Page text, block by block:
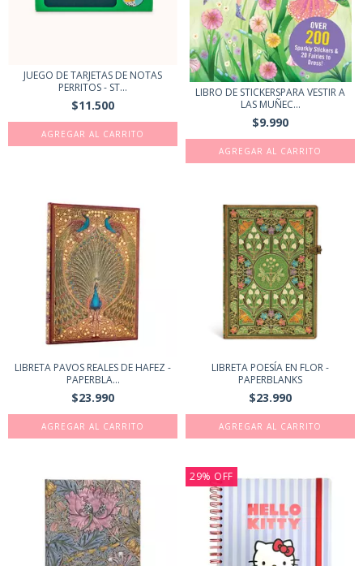
JUEGO DE TARJETAS DE NOTAS
PERRITOS - ST...
$11.500
LIBRO DE STICKERSPARA VESTIR A
LAS MUÑEC...
$9.990
LIBRETA PAVOS REALES DE HAFEZ -
PAPERBLA...
$23.990
LIBRETA POESÍA EN FLOR -
PAPERBLANKS
$23.990
29% OFF